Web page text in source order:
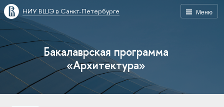
Меню
НИУ ВШЭ в Санкт-Петербурге
Бакалаврская программа
«Архитектура»